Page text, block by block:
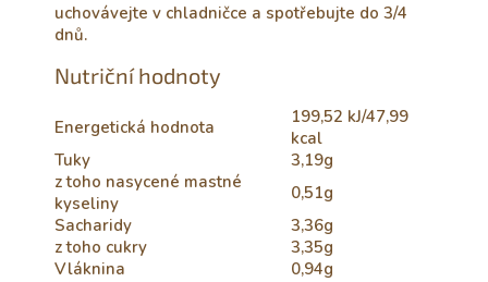
uchovávejte v chladničce a spotřebujte do 3/4
dnů.
Nutriční hodnoty
Energetická hodnota
199,52 kJ/47,99
kcal
Tuky
3,19g
z toho nasycené mastné
kyseliny
0,51g
Sacharidy
3,36g
z toho cukry
3,35g
Vláknina
0,94g